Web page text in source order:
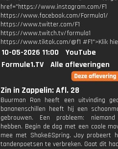
href="https://www.instagram.com/F1
https://www.facebook.com/Formula1/
https://www.twitter.com/F1
https://www.twitch.tv/formula1
https://www.tiktok.com/@f1 #F1">Klik
10-05-2026 11:00
YouTube
Formule1.TV
Alle afleveringen
Zin in Zappelin: Afl. 28
Buurman Ron heeft een uitvinding
bananenschillen heeft hij een
gebrouwen. Een probleem:
hebben. Begin de dag met een coole
mee met Shake&Spring. Joy probeert
tandenpoetsen te verbreken. Gaat dit